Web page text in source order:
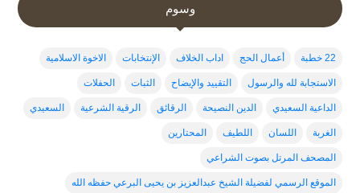
وسوم
22 خطبة أعمال الحج اداب الخلاف الإنتخابات الاخوة الاسلامية
الاستجابة لله والرسول التقييد والإيضاح الثبات الحفلات
الداعية السعيدي الدين النصيحة الرقائق الرقية الشرعية السعيدي
الغربة اللسان اللطيف المحتارين
المصحف المرتل بصوت الشراعي
الموقع الرسمي لفضيلة الشيخ عبدالعزيز بن يحيى البرعي حفظه الله